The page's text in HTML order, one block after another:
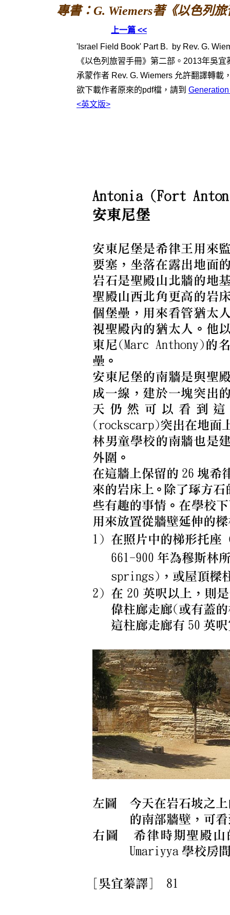
專書：G. Wiemers著《以色列
上一篇 <<
'Israel Field Book' Part B. by Rev. G.
《以色列旅習手冊》第二部。 2013年吳宜
承蒙作者 Rev. G. Wiemers 允許翻譯轉載
欲下載作者原來的pdf檔，請到
<英文版>